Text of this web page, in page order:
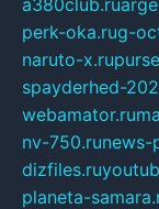
perk-oka.rug-
naruto-x.ru
spayderhed-
webamator.ru
nv-750.runews-
dizfiles.ru
planeta-